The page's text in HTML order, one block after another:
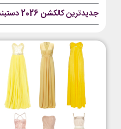
جدیدترین کالکشن 2026 دستبند نقره پاندورا